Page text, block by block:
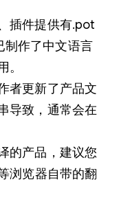
插件提供有.pot
制作了中文语言
。
者更新了产品文
导致，通常会在
的产品，建议您
浏览器自带的翻